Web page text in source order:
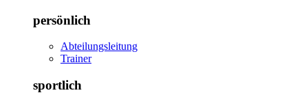
persönlich
Abteilungsleitung
Trainer
sportlich